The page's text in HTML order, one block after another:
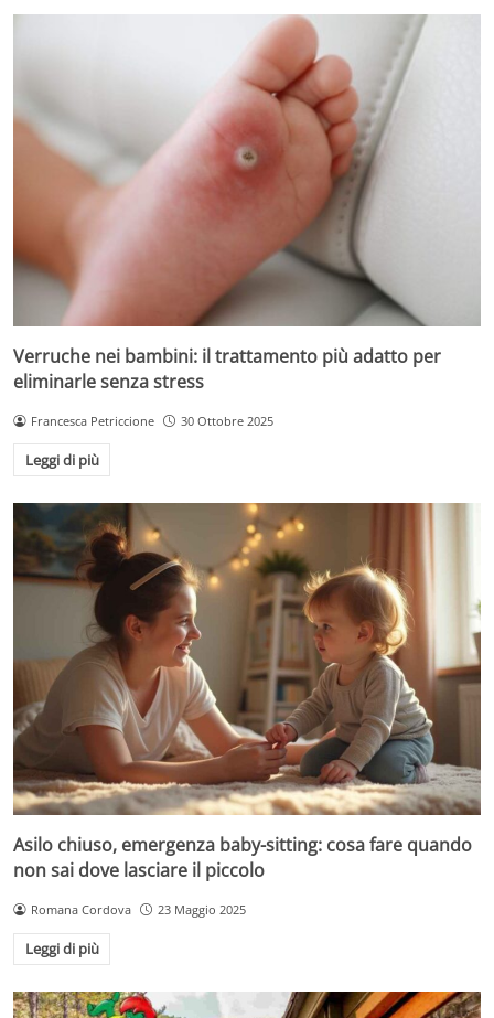
Verruche nei bambini: il trattamento più adatto per
eliminarle senza stress
Francesca Petriccione 30 Ottobre 2025
Leggi di più
Asilo chiuso, emergenza baby-sitting: cosa fare quando
non sai dove lasciare il piccolo
Romana Cordova 23 Maggio 2025
Leggi di più